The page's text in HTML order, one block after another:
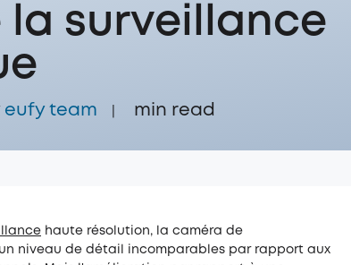
la surveillance
eufy team min read
haute résolution, la caméra de
niveau de détail incomparables par rapport aux